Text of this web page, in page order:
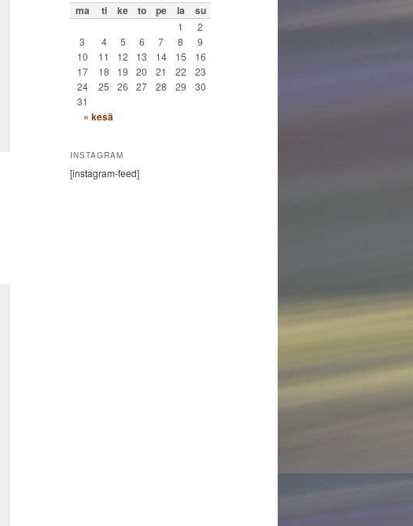
ma ti ke to pe la su
1
2
3
4 5 6 7 8
9
10
11 12 13 14 15
16
17
18 19 20 21 22
23
24
25 26 27 28 29
30
31
« kesä
INSTAGRAM
[instagram-feed]